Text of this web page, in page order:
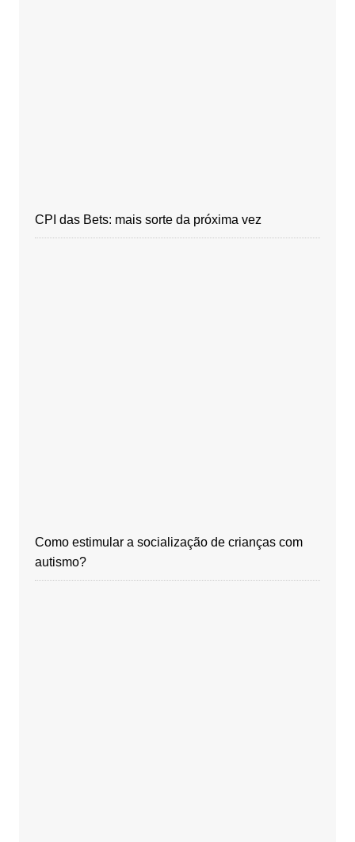
CPI das Bets: mais sorte da próxima vez
Como estimular a socialização de crianças com
autismo?